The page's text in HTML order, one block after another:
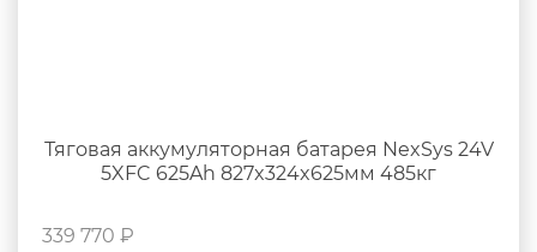
Тяговая аккумуляторная батарея NexSys 24V
5XFC 625Ah 827x324x625мм 485кг
339 770 ₽